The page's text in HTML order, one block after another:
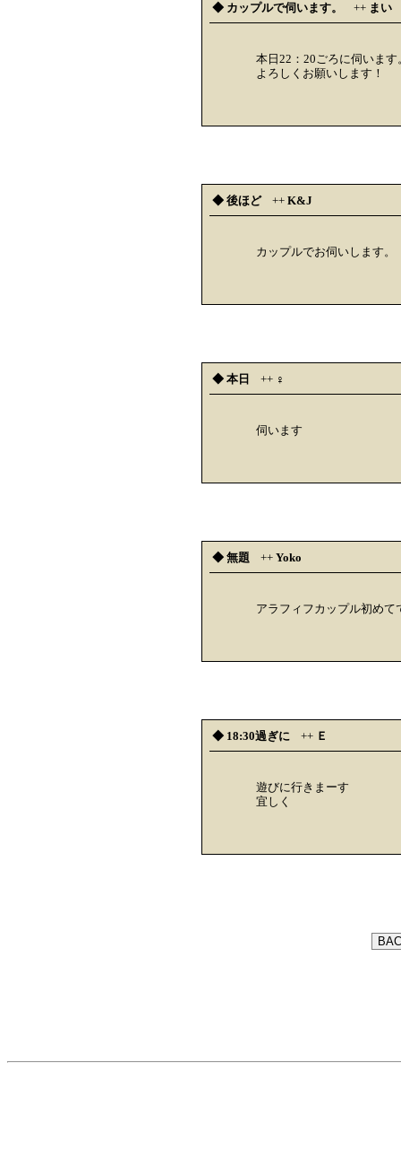
◆ カップルで伺います。 ++ まい
本日22：20ごろに伺います
よろしくお願いします！
◆ 後ほど++ K&J
カップルでお伺いします。
◆ 本日 ++ ♀
伺います
◆ 無題 ++ Yoko
アラフィフカップル初めて
◆ 18:30過ぎに ++ Ｅ
遊びに行きまーす
宜しく